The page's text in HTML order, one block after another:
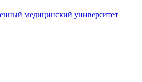
медицинский университет